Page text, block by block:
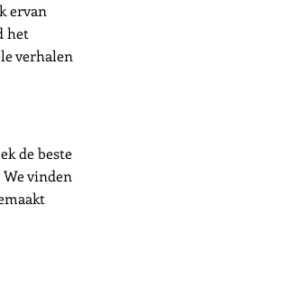
ervan
het
verhalen
de beste
vinden